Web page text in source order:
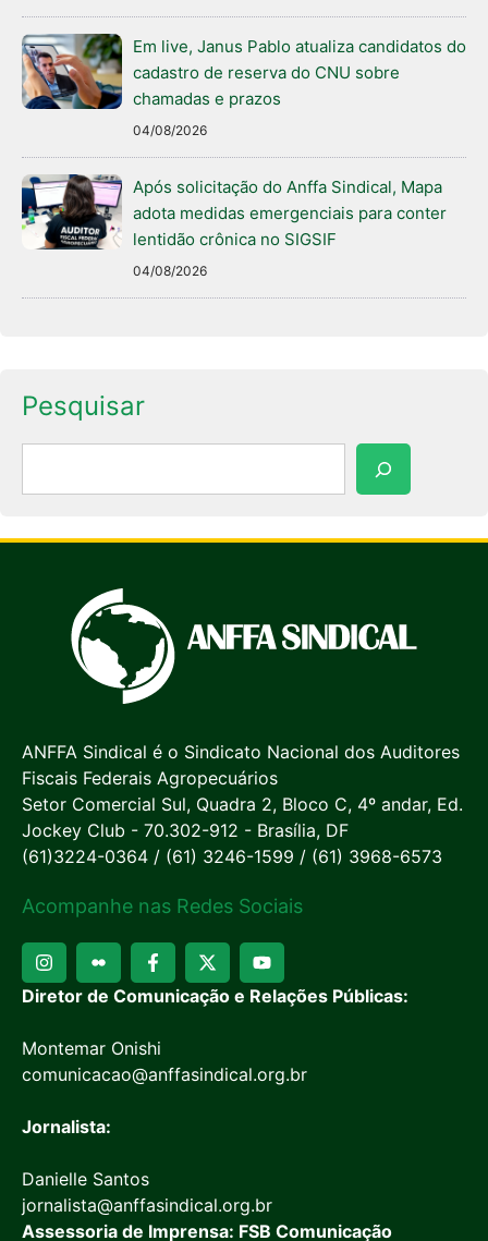
Em live, Janus Pablo atualiza candidatos do
cadastro de reserva do CNU sobre
chamadas e prazos
04/08/2026
Após solicitação do Anffa Sindical, Mapa
adota medidas emergenciais para conter
lentidão crônica no SIGSIF
04/08/2026
Pesquisar
ANFFA Sindical é o Sindicato Nacional dos Auditores
Fiscais Federais Agropecuários
Setor Comercial Sul, Quadra 2, Bloco C, 4º andar, Ed.
Jockey Club - 70.302-912 - Brasília, DF
(61)3224-0364 / (61) 3246-1599 / (61) 3968-6573
Acompanhe nas Redes Sociais
Diretor de Comunicação e Relações Públicas:
Montemar Onishi
comunicacao@anffasindical.org.br
Jornalista:
Danielle Santos
jornalista@anffasindical.org.br
Assessoria de Imprensa: FSB Comunicação